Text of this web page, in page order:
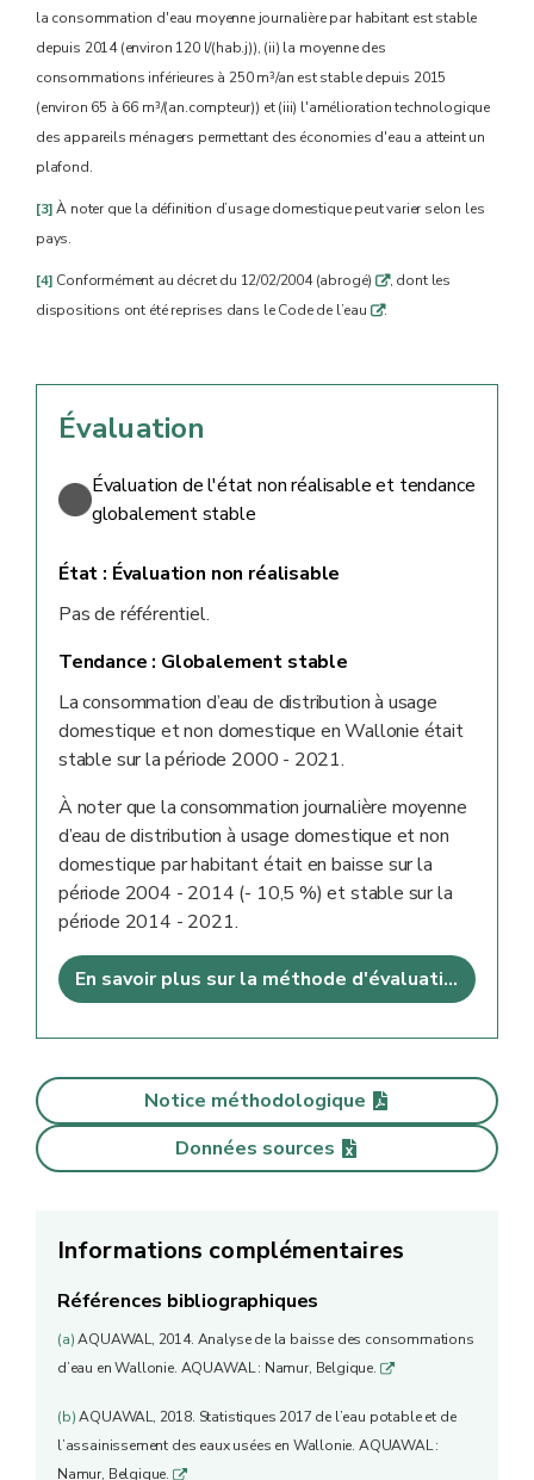
la consommation d'eau moyenne journalière par habitant est stable
depuis 2014 (environ 120 l/(hab.j)), (ii) la moyenne des
consommations inférieures à 250 m³/an est stable depuis 2015
(environ 65 à 66 m³/(an.compteur)) et (iii) l'amélioration technologique
des appareils ménagers permettant des économies d'eau a atteint un
plafond.
[3]À noter que la définition d’usage domestique peut varier selon les
pays.
[4] Conformément au décret du 12/02/2004 (abrogé)q, dont les
dispositions ont été reprises dans le Code de l’eau q.
Évaluation
Évaluation de l'état non réalisable et tendance
globalement stable
État : Évaluation non réalisable
Pas de référentiel.
Tendance : Globalement stable
La consommation d’eau de distribution à usage
domestique et non domestique en Wallonie était
stable sur la période 2000 - 2021.
À noter que la consommation journalière moyenne
d’eau de distribution à usage domestique et non
domestique par habitant était en baisse sur la
période 2004 - 2014 (- 10,5 %) et stable sur la
période 2014 - 2021.
En savoir plus sur la méthode d'évaluation
Notice méthodologique
Données sources
Informations complémentaires
Références bibliographiques
(a)AQUAWAL, 2014. Analyse de la baisse des consommations
d’eau en Wallonie. AQUAWAL : Namur, Belgique. q
(b)AQUAWAL, 2018. Statistiques 2017 de l’eau potable et de
l’assainissement des eaux usées en Wallonie. AQUAWAL :
Namur, Belgique. q